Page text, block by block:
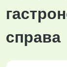
справа